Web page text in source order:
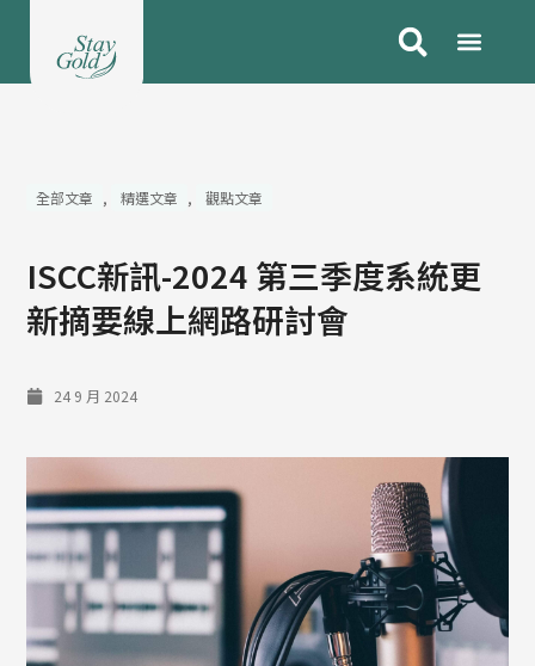
全部文章 , 精選文章 , 觀點文章
ISCC新訊-2024 第三季度系統更
新摘要線上網路研討會
24 9 月 2024